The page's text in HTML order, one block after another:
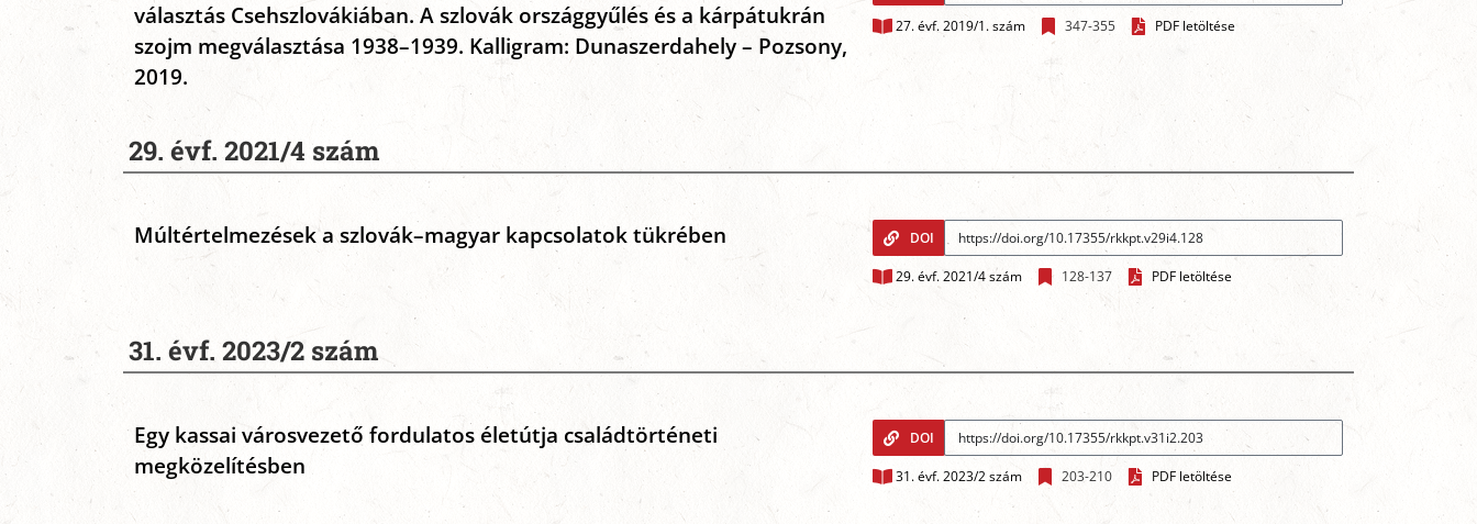
választás Csehszlovákiában. A szlovák országgyűlés és a kárpátukrán
szojm megválasztása 1938–1939. Kalligram: Dunaszerdahely – Pozsony,
2019.
27. évf. 2019/1. szám 347-355 PDF letöltése
29. évf. 2021/4 szám
Múltértelmezések a szlovák–magyar kapcsolatok tükrében DOI
29. évf. 2021/4 szám 128-137 PDF letöltése
31. évf. 2023/2 szám
Egy kassai városvezető fordulatos életútja családtörténeti
megközelítésben
DOI
31. évf. 2023/2 szám 203-210 PDF letöltése